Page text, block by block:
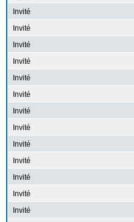
Invité
Invité
Invité
Invité
Invité
Invité
Invité
Invité
Invité
Invité
Invité
Invité
Invité